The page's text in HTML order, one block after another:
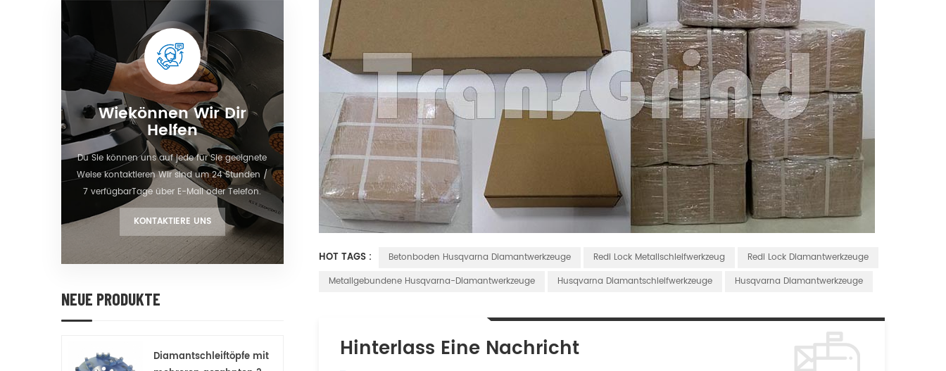
Wiekönnen Wir Dir
Helfen
Du Sie können uns auf jede für Sie geeignete
Weise kontaktieren Wir sind um 24 Stunden /
7 verfügbarTage über E-Mail oder Telefon.
KONTAKTIERE UNS
NEUE PRODUKTE
Diamantschleiftöpfe mit
HOT TAGS : Betonboden Husqvarna Diamantwerkzeuge Redi Lock Metallschleifwerkzeug
Redi Lock Diamantwerkzeuge
Metallgebundene Husqvarna-Diamantwerkzeuge
Husqvarna Diamantschleifwerkzeuge Husqvarna Diamantwerkzeuge
Hinterlass Eine Nachricht